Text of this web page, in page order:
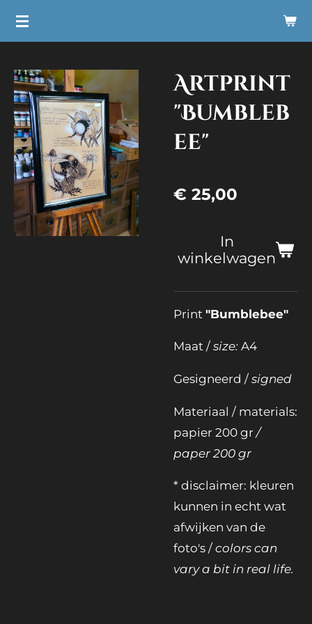
Ga
de
hoofdinhoud
Artprint
"Bumbleb
ee"
€ 25,00
In
winkelwagen
Print "Bumblebee"
Maat / size: A4
Gesigneerd / signed
Materiaal / materials:
papier 200 gr /
paper 200 gr
* disclaimer: kleuren
kunnen in echt wat
afwijken van de
foto's / colors can
vary a bit in real life.